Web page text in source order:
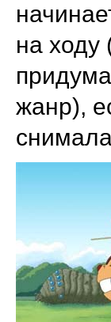
на ходу
жанр),